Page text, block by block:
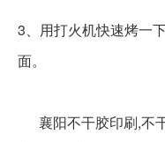
3、用打火机快速烤一
面。
襄阳不干胶印刷,不